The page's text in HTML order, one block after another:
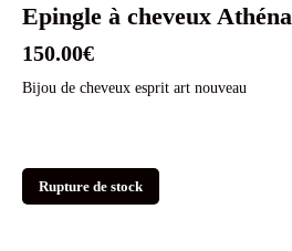
Epingle à cheveux Athéna
150.00€
Bijou de cheveux esprit art nouveau
Rupture de stock